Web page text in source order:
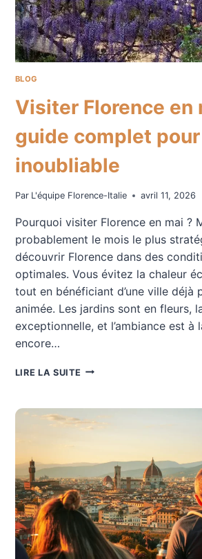
BLOG
Visiter Florence en
guide complet
inoubliable
Par L'équipe Florence-Italie avril 11, 2026
Pourquoi visiter Florence en mai ?
probablement le mois le plus
découvrir Florence dans des
optimales. Vous évitez la chaleur
tout en bénéficiant d’une ville déjà
animée. Les jardins sont en fleurs,
exceptionnelle, et l’ambiance est à
encore…
LIRE LA SUITE VISITER
MAI
:
COMPLET
POUR
UN
SÉJOUR
INOUBLIABLE